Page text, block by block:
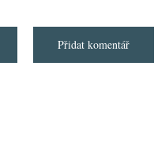
Přidat komentář